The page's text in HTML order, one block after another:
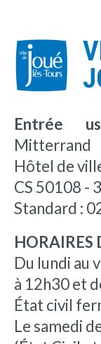
Entrée
Mitterrand
Hôtel de
CS 50108 -
Standard :
HORAIRES
Du lundi au
à 12h30 et
État civil
Le samedi